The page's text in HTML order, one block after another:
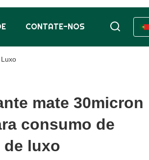
CONTATE-NOS
mate 30micron
consumo de
de luxo
mate 30micron
consumo de
de luxo